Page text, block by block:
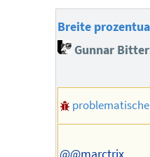
Breite
Gunnar